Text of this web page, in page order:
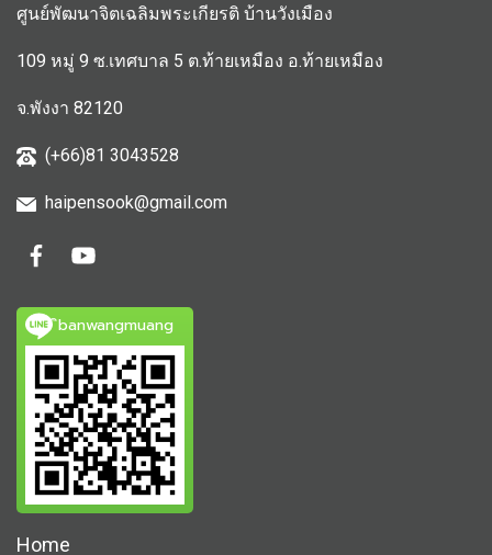
ศูนย์พัฒนาจิตเฉลิมพระเกียรติ บ้านวังเมือง
109 หมู่ 9 ซ.เทศบาล 5 ต.ท้ายเหมือง อ.ท้ายเหมือง
จ.พังงา 82120
(+66)81 3043528
haipensook@gmail.com
ิbanwangmuang
Home